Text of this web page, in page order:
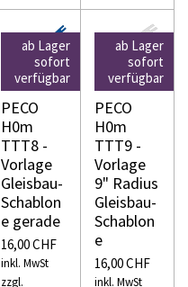
ab Lager
sofort
verfügbar
PECO
H0m
TTT8 -
Vorlage
Gleisbau-
Schablon
e gerade
16,00 CHF
inkl. MwSt
zzgl.
ab Lager
sofort
verfügbar
PECO
H0m
TTT9 -
Vorlage
9" Radius
Gleisbau-
Schablon
e
16,00 CHF
inkl. MwSt